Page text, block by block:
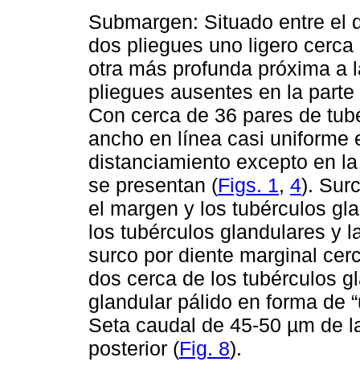
Submargen: Situado entre el
dos pliegues uno ligero
otra más profunda próxima a
pliegues ausentes en la
Con cerca de 36 pares de
ancho en línea casi uniforme
distanciamiento excepto en
se presentan (Figs. 1, 4).
el margen y los tubérculos
los tubérculos glandulares y
surco por diente marginal
dos cerca de los tubérculos
glandular pálido en forma de
Seta caudal de 45-50 µm de
posterior (Fig. 8).